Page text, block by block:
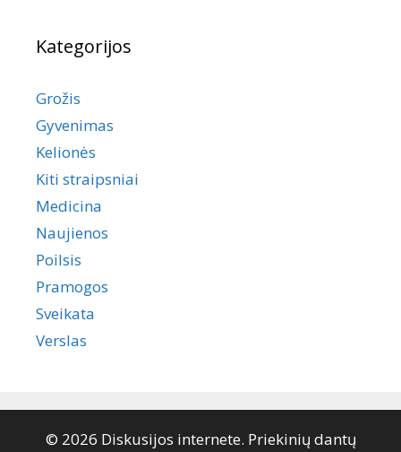
Kategorijos
Grožis
Gyvenimas
Kelionės
Kiti straipsniai
Medicina
Naujienos
Poilsis
Pramogos
Sveikata
Verslas
© 2026 Diskusijos internete. Priekinių dantų